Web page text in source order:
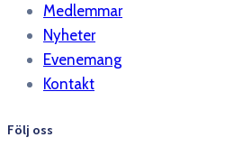
Medlemmar
Nyheter
Evenemang
Kontakt
Följ oss